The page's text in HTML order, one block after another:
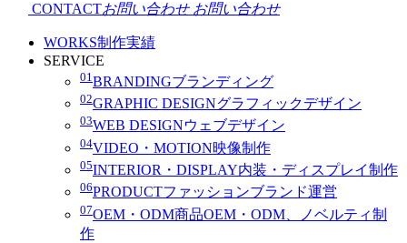
CONTACTお問い合わせ お問い合わせ
WORKS制作実績
SERVICE
01 BRANDINGブランディング
02GRAPHIC DESIGNグラフィックデザイン
03WEB DESIGNウェブデザイン
04VIDEO・MOTION映像制作
05INTERIOR・DISPLAY内装・ディスプレイ制作
06PRODUCTファッションブランド運営
07OEM・ODM商品OEM・ODM、ノベルティ制
作